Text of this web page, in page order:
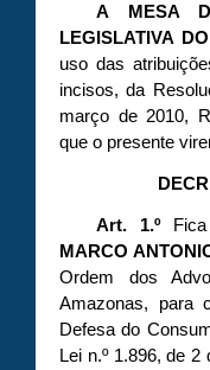
A MESA
LEGISLATIVA
uso das
incisos, da
março de 2010,
que o presente
Art. 1.ºFica
MARCO
Ordem dos
Amazonas, para
Defesa do
Lei n.º 1.896, de